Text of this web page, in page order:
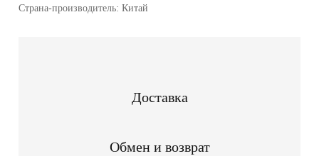
Страна-производитель: Китай
Доставка
Обмен и возврат